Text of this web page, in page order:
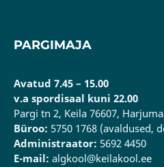
PARGIMAJA
Avatud 7.45 – 15.00
v.a spordisaal kuni 22.00
Pargi tn 2, Keila 76607,
Büroo: 5750 1768 (avaldused,
Administraator: 5692 4450
E-mail: algkool@keilakool.ee